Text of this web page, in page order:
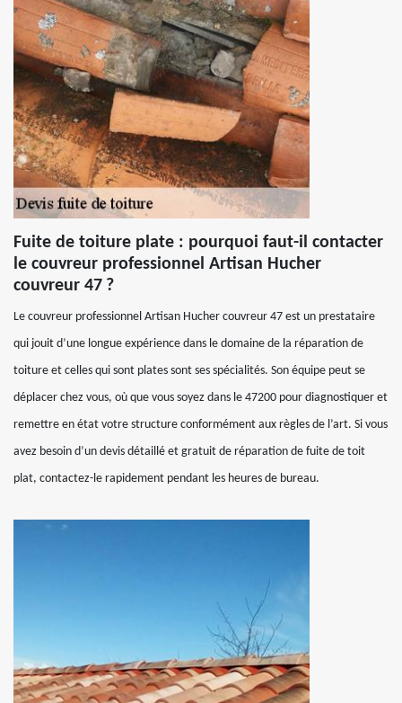
Fuite de toiture plate : pourquoi faut-il contacter
le couvreur professionnel Artisan Hucher
couvreur 47 ?
Le couvreur professionnel Artisan Hucher couvreur 47 est un prestataire
qui jouit d’une longue expérience dans le domaine de la réparation de
toiture et celles qui sont plates sont ses spécialités. Son équipe peut se
déplacer chez vous, où que vous soyez dans le 47200 pour diagnostiquer et
remettre en état votre structure conformément aux règles de l’art. Si vous
avez besoin d’un devis détaillé et gratuit de réparation de fuite de toit
plat, contactez-le rapidement pendant les heures de bureau.